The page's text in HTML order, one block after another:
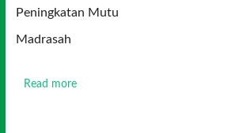
Peningkatan Mutu
Madrasah
Read more